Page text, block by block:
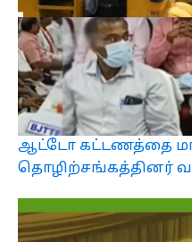
ஆட்டோ கட்டணத்தை
தொழிற்சங்கத்தினர்